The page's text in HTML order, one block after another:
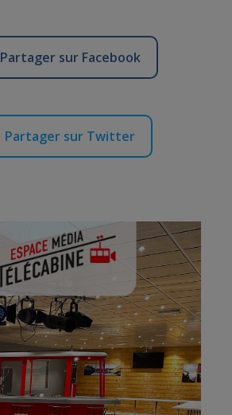
Partager sur Facebook
Partager sur Twitter